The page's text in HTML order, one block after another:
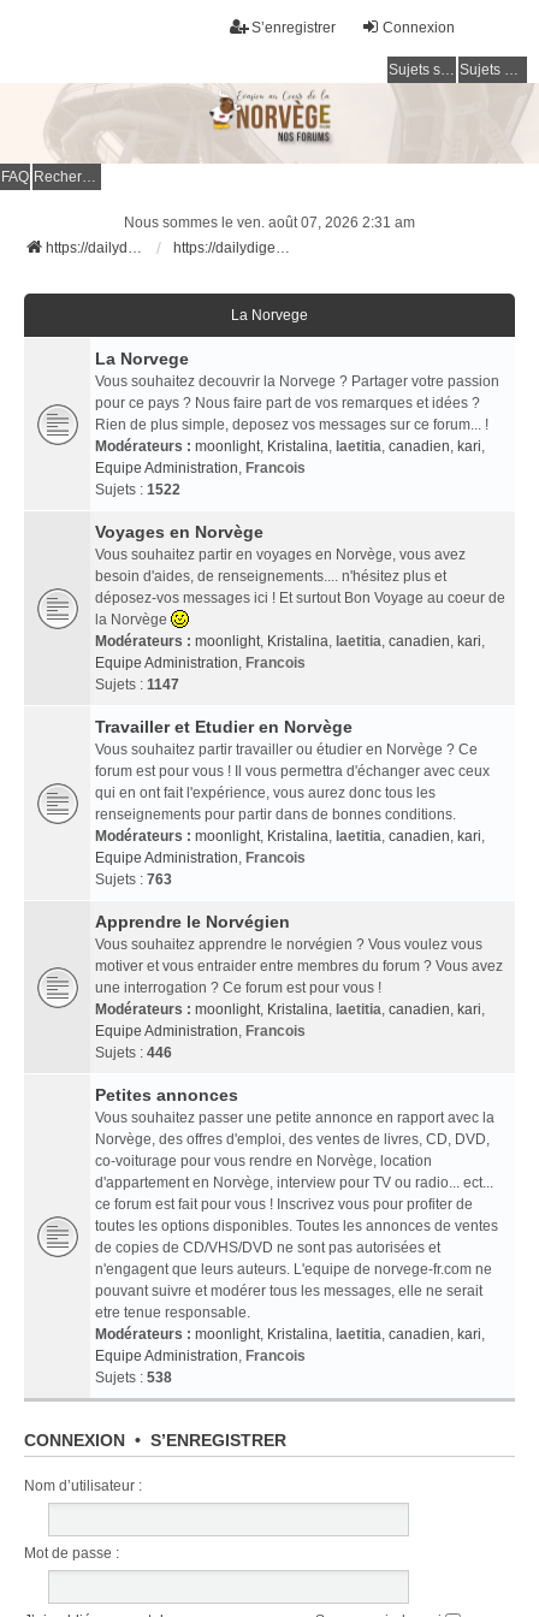
Connexion
S’enregistrer
Sujets sans réponse Sujets actifs
FAQ Rechercher
Nous sommes le ven. août 07, 2026 2:31 am
https://dailydigesthub.com
https://dailydigesthub.com
La Norvege
La Norvege
Vous souhaitez decouvrir la Norvege ? Partager votre passion
pour ce pays ? Nous faire part de vos remarques et idées ?
Rien de plus simple, deposez vos messages sur ce forum... !
Modérateurs : moonlight, Kristalina, laetitia, canadien, kari,
Equipe Administration, Francois
Sujets : 1522
Voyages en Norvège
Vous souhaitez partir en voyages en Norvège, vous avez
besoin d'aides, de renseignements.... n'hésitez plus et
déposez-vos messages ici ! Et surtout Bon Voyage au coeur de
la Norvège
Modérateurs : moonlight, Kristalina, laetitia, canadien, kari,
Equipe Administration, Francois
Sujets : 1147
Travailler et Etudier en Norvège
Vous souhaitez partir travailler ou étudier en Norvège ? Ce
forum est pour vous ! Il vous permettra d'échanger avec ceux
qui en ont fait l'expérience, vous aurez donc tous les
renseignements pour partir dans de bonnes conditions.
Modérateurs : moonlight, Kristalina, laetitia, canadien, kari,
Equipe Administration, Francois
Sujets : 763
Apprendre le Norvégien
Vous souhaitez apprendre le norvégien ? Vous voulez vous
motiver et vous entraider entre membres du forum ? Vous avez
une interrogation ? Ce forum est pour vous !
Modérateurs : moonlight, Kristalina, laetitia, canadien, kari,
Equipe Administration, Francois
Sujets : 446
Petites annonces
Vous souhaitez passer une petite annonce en rapport avec la
Norvège, des offres d'emploi, des ventes de livres, CD, DVD,
co-voiturage pour vous rendre en Norvège, location
d'appartement en Norvège, interview pour TV ou radio... ect...
ce forum est fait pour vous ! Inscrivez vous pour profiter de
toutes les options disponibles. Toutes les annonces de ventes
de copies de CD/VHS/DVD ne sont pas autorisées et
n'engagent que leurs auteurs. L'equipe de norvege-fr.com ne
pouvant suivre et modérer tous les messages, elle ne serait
etre tenue responsable.
Modérateurs : moonlight, Kristalina, laetitia, canadien, kari,
Equipe Administration, Francois
Sujets : 538
CONNEXION • S’ENREGISTRER
Nom d’utilisateur :
Mot de passe :